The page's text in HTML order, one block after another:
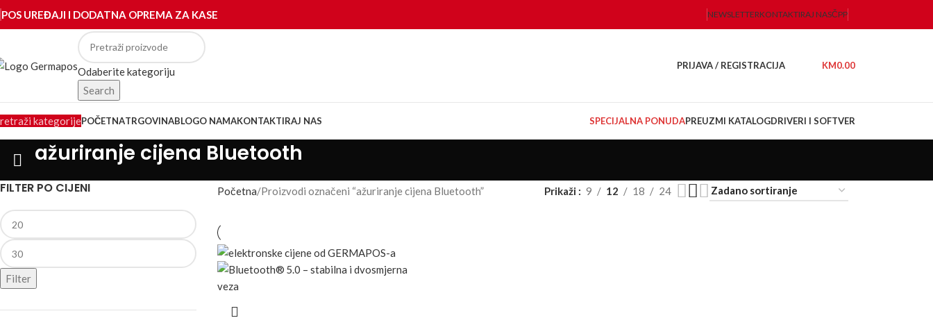
POS UREĐAJI I DODATNA OPREMA ZA KASE NEWSLETTERKONTAKTIRAJ NASČPP
Odaberite kategoriju
Search
PRIJAVA / REGISTRACIJA KM0.00
kategorijePOČETNATRGOVINABLOGO NAMAKONTAKTIRAJ NAS SPECIJALNA PONUDAPREUZMI KATALOGDRIVERI I SOFTVER
ažuriranje cijena Bluetooth
FILTER PO CIJENI
Filter
Početna Proizvodi označeni “ažuriranje cijena Bluetooth” Prikaži 9 12 18 24